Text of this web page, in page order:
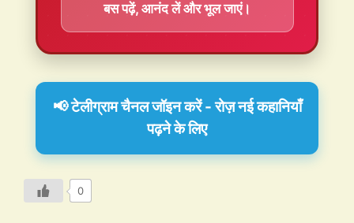
बस पढ़ें, आनंद लें और भूल जाएं।
📢 टेलीग्राम चैनल जॉइन करें - रोज़ नई कहानियाँ
पढ़ने के लिए
0